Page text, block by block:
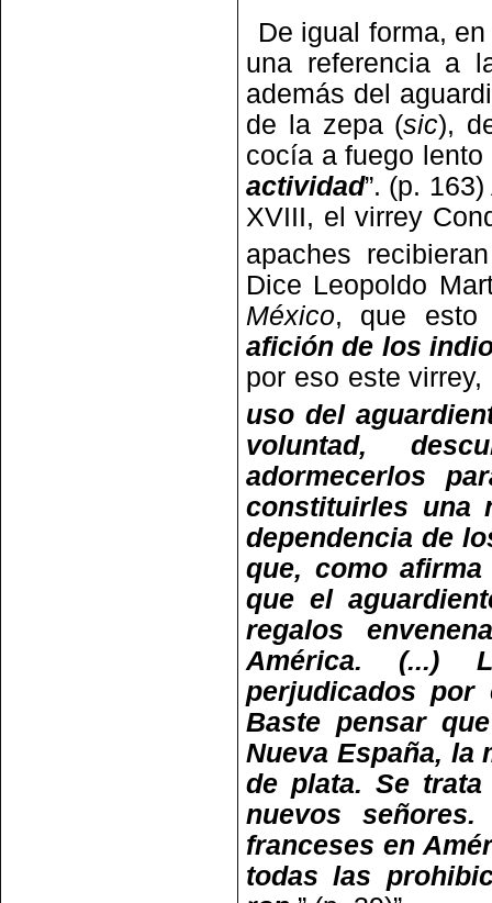
De igual forma,
una referencia a
además del
de la zepa (sic),
cocía a fuego lento
actividad”. (p.
XVIII, el virrey
apaches
Dice Leopoldo
México, que esto
afición de los
por eso este virrey,
uso del
voluntad,
adormecerlos
constituirles una
dependencia de
que, como
que el
regalos
América. (...)
perjudicados
Baste pensar
Nueva España, la
de plata. Se
nuevos
franceses en
todas las